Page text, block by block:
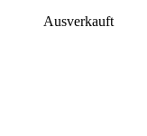
Ausverkauft